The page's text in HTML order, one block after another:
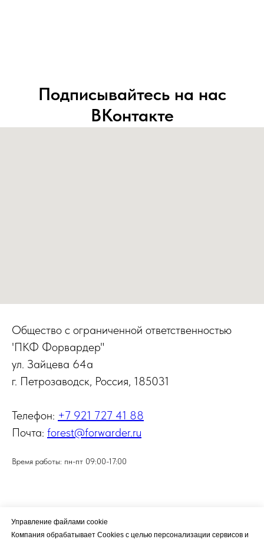
Управление файлами cookie
Компания обрабатывает Cookies с целью персонализации сервисов и
Подписывайтесь на нас
ВКонтакте
Общество с ограниченной ответственностью
'ПКФ Форвардер"
ул. Зайцева 64а
г. Петрозаводск, Россия, 185031
Телефон: +7 921 727 41 88
Почта: forest@forwarder.ru
Время работы: пн-пт 09:00-17:00